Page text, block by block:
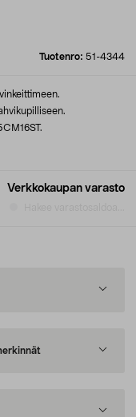
Tuotenro: 51-4344
Verkkokaupan varasto